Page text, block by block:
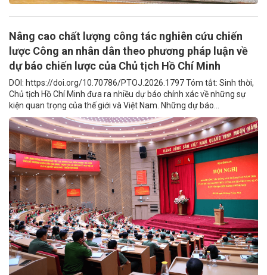
Nâng cao chất lượng công tác nghiên cứu chiến
lược Công an nhân dân theo phương pháp luận về
dự báo chiến lược của Chủ tịch Hồ Chí Minh
DOI: https://doi.org/10.70786/PTOJ.2026.1797 Tóm tắt: Sinh thời,
Chủ tịch Hồ Chí Minh đưa ra nhiều dự báo chính xác về những sự
kiện quan trọng của thế giới và Việt Nam. Những dự báo...